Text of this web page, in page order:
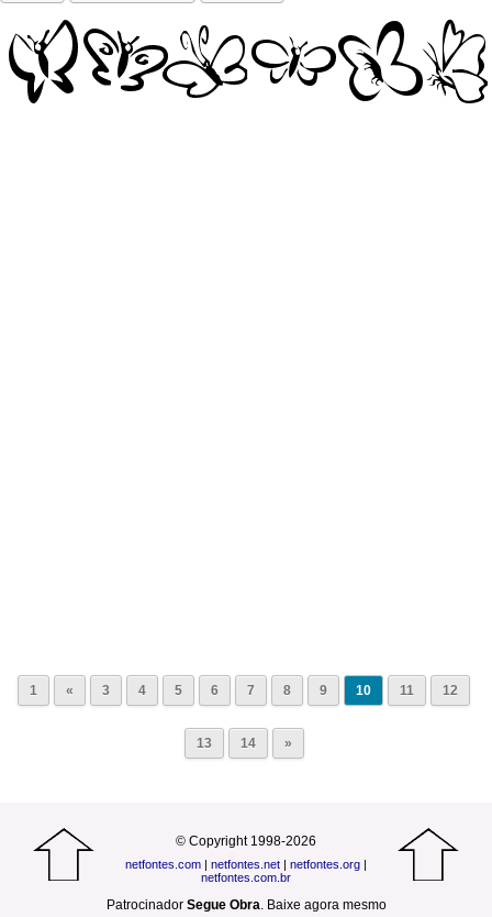
1 « 3 4 5 6 7 8 9 10 11 12
13 14 »
© Copyright 1998-2026
netfontes.com | netfontes.net | netfontes.org |
netfontes.com.br
Patrocinador Segue Obra. Baixe agora mesmo